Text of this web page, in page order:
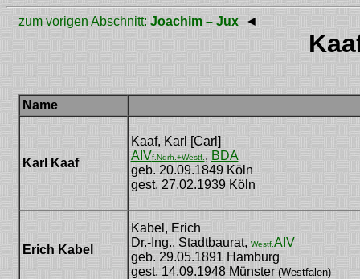
zum vorigen Abschnitt: Joachim – Jux◄
Name
Karl Kaaf
Kaaf, Karl [Carl]
AIVf.Ndrh.+Westf. , BDA
geb. 20.09.1849 Köln
gest. 27.02.1939 Köln
Erich Kabel
Kabel, Erich
Dr.-Ing., Stadtbaurat, Westf. AIV
geb. 29.05.1891 Hamburg
gest. 14.09.1948 Münster(Westfalen)